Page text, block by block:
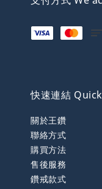
快速連結
關於王鑽
聯絡方式
購買方法
售後服務
鑽戒款式